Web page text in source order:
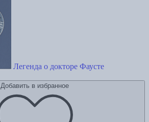
Легенда о докторе Фаусте
Добавить в избранное